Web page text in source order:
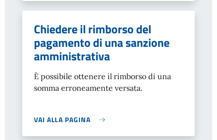
Chiedere il rimborso del
pagamento di una sanzione
amministrativa
È possibile ottenere il rimborso di una
somma erroneamente versata.
VAI ALLA PAGINA